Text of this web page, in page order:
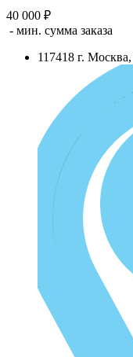
40 000 ₽
- мин. сумма заказа
117418 г. Москва,